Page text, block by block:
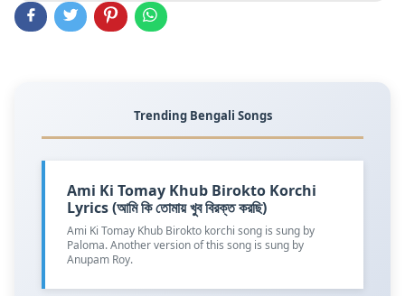
Trending Bengali Songs
Ami Ki Tomay Khub Birokto Korchi
Lyrics (আমি কি তোমায় খুব বিরক্ত করছি)
Ami Ki Tomay Khub Birokto korchi song is sung by
Paloma. Another version of this song is sung by
Anupam Roy.